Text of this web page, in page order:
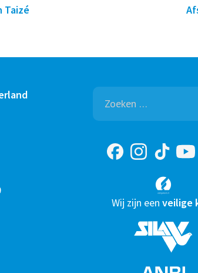
Taizé
Wij zijn een veilige